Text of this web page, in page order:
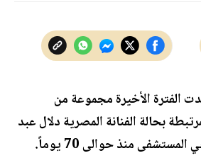
الفترة الأخيرة مجموعة من
بحالة الفنانة المصرية دلال عبد
منذ حوالى 70 يوماً.